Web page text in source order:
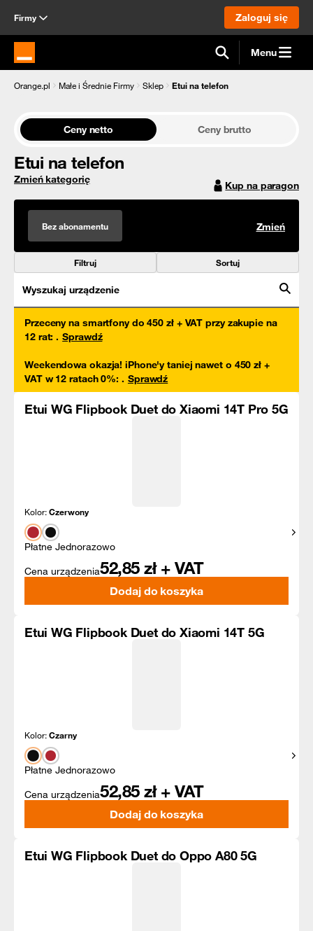
Firmy Zaloguj się
Strona główna Orange.pl Menu
Orange.pl Małe i Średnie Firmy Sklep Etui na telefon
Ceny netto Ceny brutto
Etui na telefon
Zmień kategorię Kup na paragon
Bez abonamentu Zmień
Filtruj Sortuj
Wyszukaj urządzenie
Przeceny na smartfony do 450 zł + VAT przy zakupie na
12 rat: . Sprawdź
Weekendowa okazja! iPhone'y taniej nawet o 450 zł +
VAT w 12 ratach 0%: . Sprawdź
Etui WG Flipbook Duet do Xiaomi 14T Pro 5G
Kolor:Czerwony
Płatne Jednorazowo
Cena urządzenia52,85 zł + VAT
Dodaj do koszyka
Etui WG Flipbook Duet do Xiaomi 14T 5G
Kolor:Czarny
Płatne Jednorazowo
Cena urządzenia52,85 zł + VAT
Dodaj do koszyka
Etui WG Flipbook Duet do Oppo A80 5G